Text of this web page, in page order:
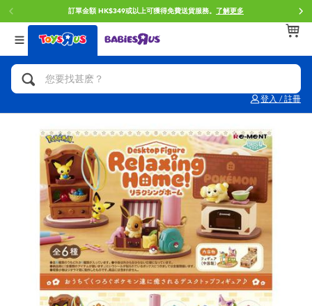
訂單金額 HK$349或以上可獲得免費送貨服務。 了解更多
登入 / 註冊
返回
分類目錄
人氣英雄,角色扮演,射擊玩具
拼砌組合及樂高LEGO
玩具車,貨車,火車及遙控系列
手工藝,文具,蠟筆,泥膠,畫板
娃娃, 芭比,收藏公仔
返回
品牌
Brunch Brother 早午餐兄弟
Spider-Man蜘蛛俠
Mini Brands
Play-Doh培樂多
Pokemon寶可夢
返回
年齢
0~2歳
5~7歳
8~11歳
12~14歳
14歳以上